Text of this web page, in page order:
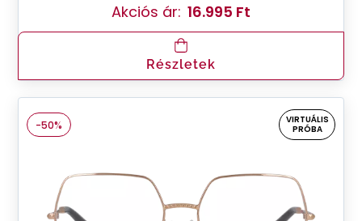
Akciós ár: 16.995 Ft
Részletek
-50%
VIRTUÁLIS
PRÓBA